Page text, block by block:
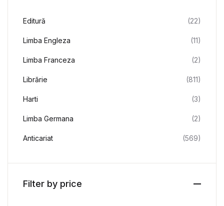
Editură (22)
Limba Engleza (11)
Limba Franceza (2)
Librărie (811)
Harti (3)
Limba Germana (2)
Anticariat (569)
Filter by price